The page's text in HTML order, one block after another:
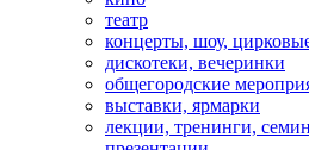
театр
концерты, шоу,
дискотеки, вечеринки
общегородские
выставки, ярмарки
лекции, тренинги,